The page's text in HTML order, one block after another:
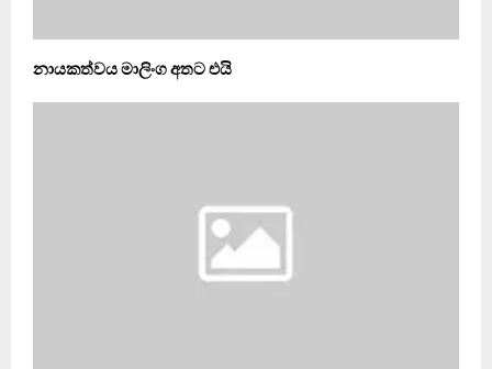
නායකත්වය මාලිංග අතට එයි